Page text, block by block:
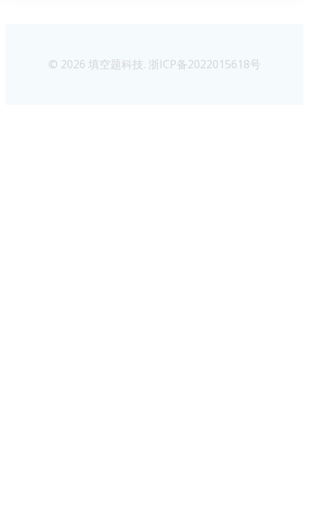
© 2026 填空题科技. 浙ICP备2022015618号